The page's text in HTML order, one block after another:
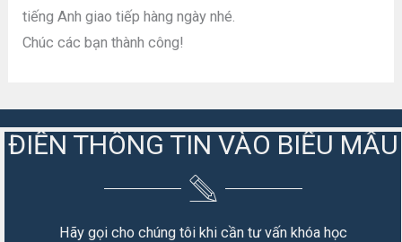
tiếng Anh giao tiếp hàng ngày nhé.
Chúc các bạn thành công!
ĐIỀN THÔNG TIN VÀO BIỂU MẪU
Hãy gọi cho chúng tôi khi cần tư vấn khóa học